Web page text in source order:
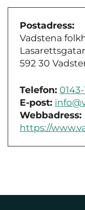
Postadress:
Vadstena
592 30
Telefon:
E-post:
Webbadress:
https://